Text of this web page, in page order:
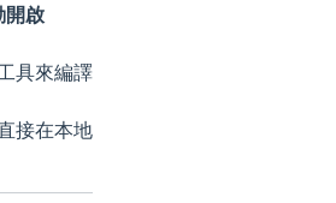
開啟
具來編譯
接在本地